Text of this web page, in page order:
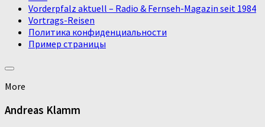
Vorderpfalz aktuell – Radio & Fernseh-Magazin seit 1984
Vortrags-Reisen
Политика конфиденциальности
Пример страницы
More
Andreas Klamm